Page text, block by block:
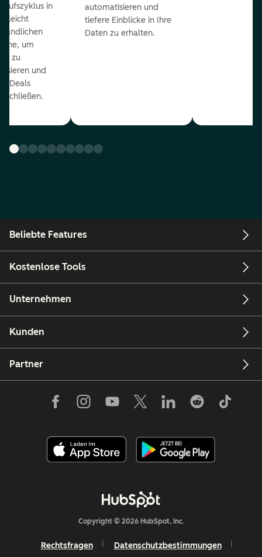
in
leicht
um
zu
und
Deals
automatisieren und
tiefere Einblicke in Ihre
Daten zu erhalten.
Beliebte Features
Kostenlose Tools
Unternehmen
Kunden
Partner
Copyright © 2026 HubSpot, Inc.
Rechtsfragen Datenschutzbestimmungen